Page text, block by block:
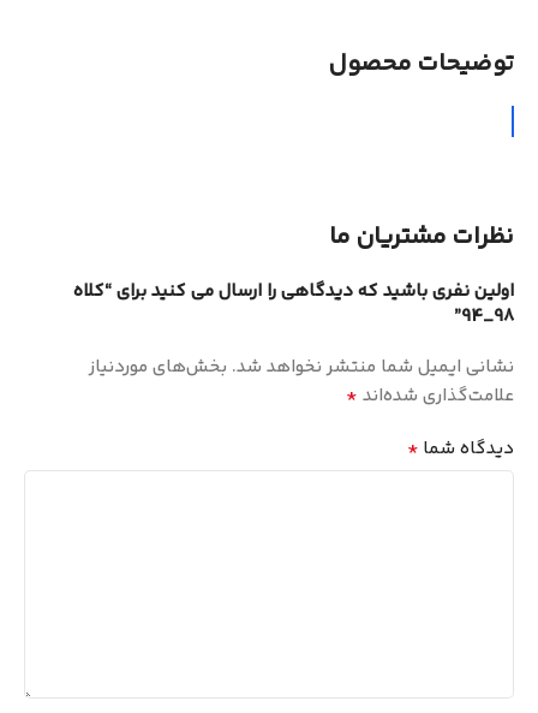
توضیحات محصول
نظرات مشتریان ما
اولین نفری باشید که دیدگاهی را ارسال می کنید برای “کلاه
98_94”
نشانی ایمیل شما منتشر نخواهد شد. بخش‌های موردنیاز
علامت‌گذاری شده‌اند *
دیدگاه شما *